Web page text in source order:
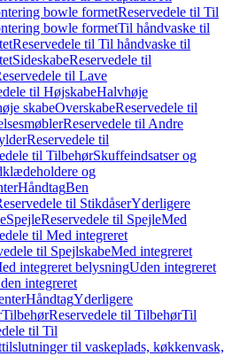
bowle formetReservedele til Til
bowle formetTil håndvaske til
Reservedele til Til håndvaske til
SideskabeReservedele til
til Lave
til HøjskabeHalvhøje
skabeOverskabeReservedele til
Reservedele til Andre
Reservedele til
til TilbehørSkuffeindsatser og
og
HåndtagBen
til StikdåserYderligere
SpejleReservedele til SpejleMed
til Med integreret
til SpejlskabeMed integreret
integreret belysningUden integreret
integreret
HåndtagYderligere
TilbehørReservedele til TilbehørTil
til Til
til vaskeplads, køkkenvask,